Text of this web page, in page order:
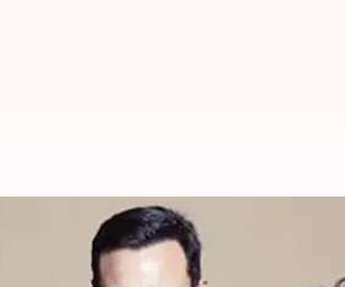
कपूर, फैंस को खुद